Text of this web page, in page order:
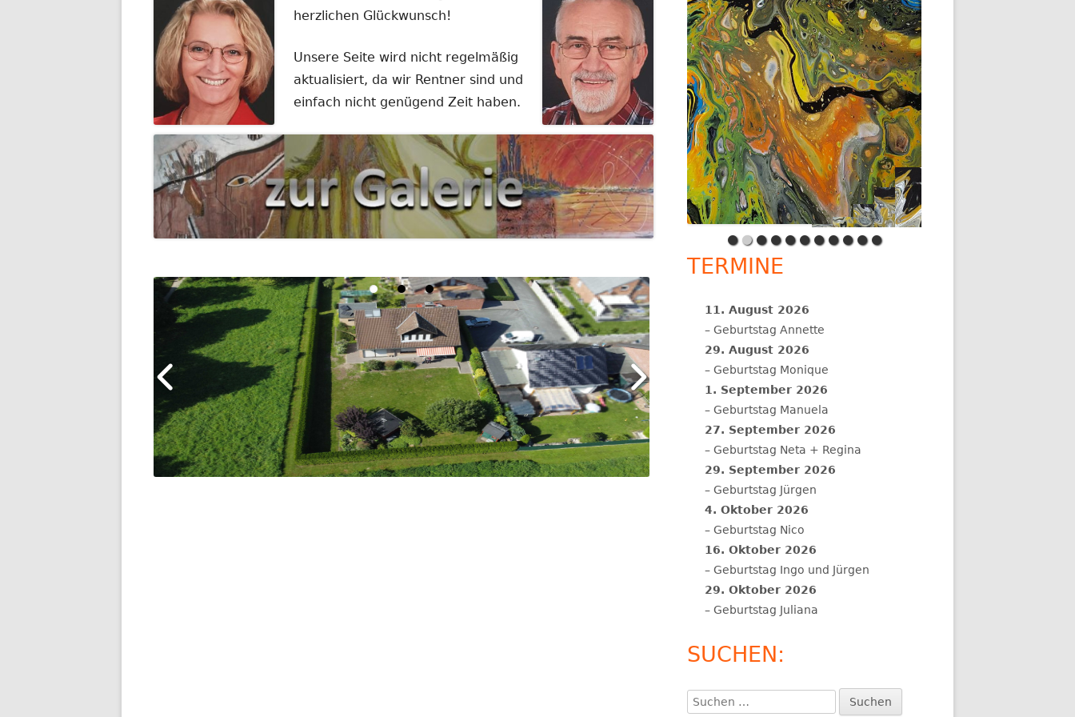
herzlichen Glückwunsch!
Unsere Seite wird nicht regelmäßig
aktualisiert, da wir Rentner sind und
einfach nicht genügend Zeit haben.
TERMINE
11. August 2026
–Geburtstag Annette
29. August 2026
–Geburtstag Monique
1. September 2026
–Geburtstag Manuela
27. September 2026
–Geburtstag Neta + Regina
29. September 2026
–Geburtstag Jürgen
4. Oktober 2026
–Geburtstag Nico
16. Oktober 2026
–Geburtstag Ingo und Jürgen
29. Oktober 2026
–Geburtstag Juliana
SUCHEN:
Suchen